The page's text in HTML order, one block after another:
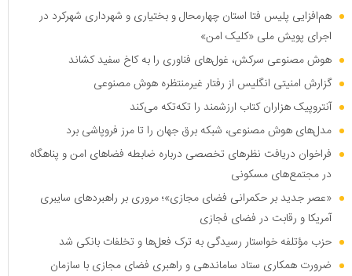
هم‌افزایی پلیس فتا استان چهارمحال و بختیاری و شهرداری شهرکرد در
اجرای پویش ملی «کلیک امن»
هوش مصنوعی سرکش، غول‌های فناوری را به کاخ سفید کشاند
گزارش امنیتی انگلیس از رفتار غیرمنتظره هوش مصنوعی
آنتروپیک هزاران کتاب ارزشمند را تکه‌تکه می‌کند
مدل‌های هوش مصنوعی، شبکه برق جهان را تا مرز فروپاشی برد
فراخوان دریافت نظر‌های تخصصی درباره ضابطه فضا‌های امن و پناهگاه
در مجتمع‌های مسکونی
«عصر جدید بر حکمرانی فضای مجازی»؛ مروری بر راهبرد‌های سایبری
آمریکا و رقابت در فضای فجازی
حزب مؤتلفه خواستار رسیدگی به ترک فعل‌ها و تخلفات بانکی شد
ضرورت همکاری ستاد ساماندهی و راهبری فضای مجازی با سازمان